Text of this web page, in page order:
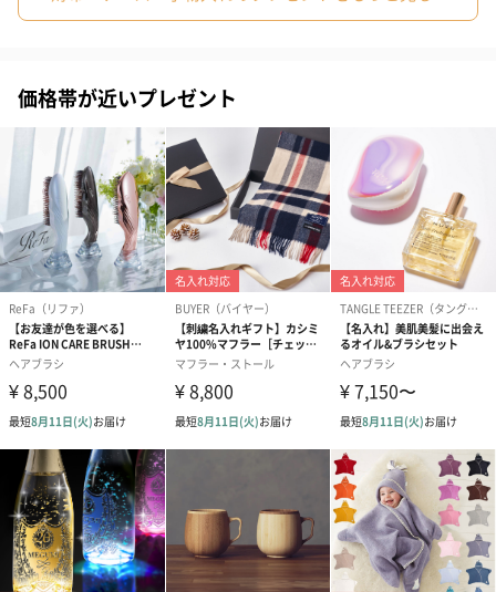
ドライフラワー・プリザーブドフラワー
一部花材が写真と異なる場合がございます。予めご了承くださ
い。パッケージに入れてお届けします。
プリザーブドフラワー
ブーケ（ピンク）
（2,580円）
プリザーブドフラワー
ブーケ（ブルー）
（2,580円）
アミュレット
ク）（1,500円
ぬいぐるみ
愛らしいぬいぐるみを同梱してお届けします。
誕生日・記念日・出産祝いなどのシーンにおすすめです。
価格帯が近いプレゼント